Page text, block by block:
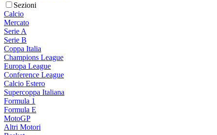
Sezioni
Calcio
Mercato
Serie A
Serie B
Coppa Italia
Champions League
Europa League
Conference League
Calcio Estero
Supercoppa Italiana
Formula 1
Formula E
MotoGP
Altri Motori